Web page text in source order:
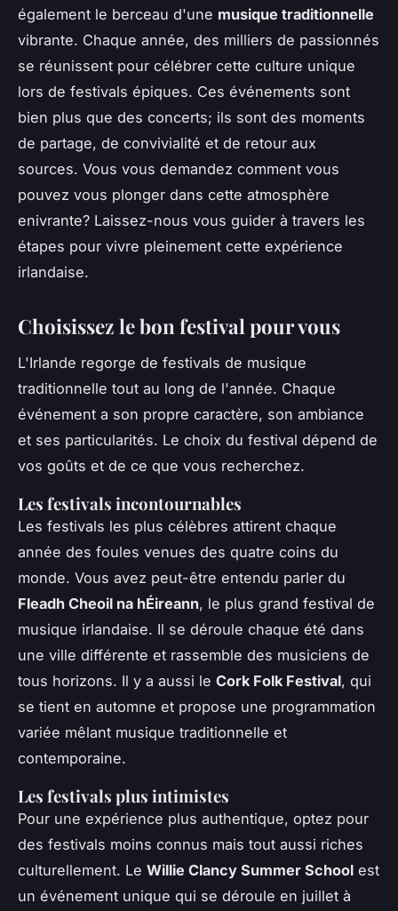
également le berceau d'une musique traditionnelle
vibrante. Chaque année, des milliers de passionnés
se réunissent pour célébrer cette culture unique
lors de festivals épiques. Ces événements sont
bien plus que des concerts; ils sont des moments
de partage, de convivialité et de retour aux
sources. Vous vous demandez comment vous
pouvez vous plonger dans cette atmosphère
enivrante? Laissez-nous vous guider à travers les
étapes pour vivre pleinement cette expérience
irlandaise.
Choisissez le bon festival pour vous
L'Irlande regorge de festivals de musique
traditionnelle tout au long de l'année. Chaque
événement a son propre caractère, son ambiance
et ses particularités. Le choix du festival dépend de
vos goûts et de ce que vous recherchez.
Les festivals incontournables
Les festivals les plus célèbres attirent chaque
année des foules venues des quatre coins du
monde. Vous avez peut-être entendu parler du
Fleadh Cheoil na hÉireann, le plus grand festival de
musique irlandaise. Il se déroule chaque été dans
une ville différente et rassemble des musiciens de
tous horizons. Il y a aussi le Cork Folk Festival, qui
se tient en automne et propose une programmation
variée mêlant musique traditionnelle et
contemporaine.
Les festivals plus intimistes
Pour une expérience plus authentique, optez pour
des festivals moins connus mais tout aussi riches
culturellement. Le Willie Clancy Summer School est
un événement unique qui se déroule en juillet à